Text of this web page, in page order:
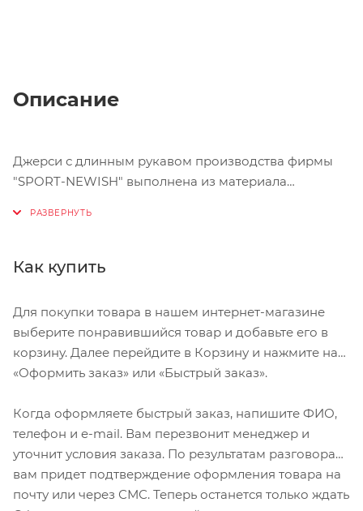
Описание
Джерси с длинным рукавом производства фирмы
"SPORT-NEWISH" выполнена из материала
соревнований.
Как купить
Для покупки товара в нашем интернет-магазине
выберите понравившийся товар и добавьте его в
корзину. Далее перейдите в Корзину и нажмите на
«Оформить заказ» или «Быстрый заказ».
Когда оформляете быстрый заказ, напишите ФИО,
телефон и e-mail. Вам перезвонит менеджер и
уточнит условия заказа. По результатам разговора
вам придет подтверждение оформления товара на
почту или через СМС. Теперь останется только ждать